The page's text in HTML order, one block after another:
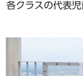
各クラスの代表